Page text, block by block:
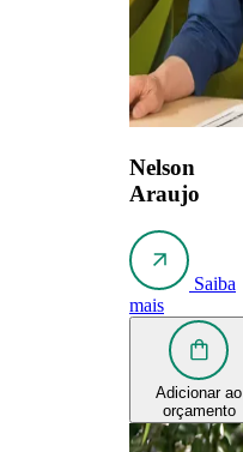
Nelson
Araujo
Saiba
mais
Adicionar ao
orçamento